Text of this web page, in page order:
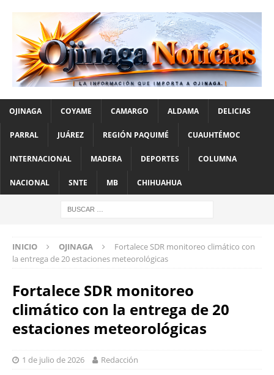
OJINAGA COYAME CAMARGO ALDAMA DELICIAS
PARRAL JUÁREZ REGIÓN PAQUIMÉ CUAUHTÉMOC
INTERNACIONAL MADERA DEPORTES COLUMNA
NACIONAL SNTE MB CHIHUAHUA
INICIO OJINAGA
Fortalece SDR monitoreo climático con
la entrega de 20 estaciones meteorológicas
Fortalece SDR monitoreo
climático con la entrega de 20
estaciones meteorológicas
1 de julio de 2026 Redacción